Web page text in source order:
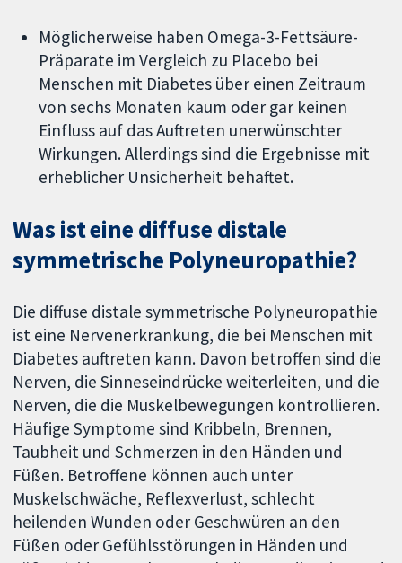
Möglicherweise haben Omega-3-Fettsäure-
Präparate im Vergleich zu Placebo bei
Menschen mit Diabetes über einen Zeitraum
von sechs Monaten kaum oder gar keinen
Einfluss auf das Auftreten unerwünschter
Wirkungen. Allerdings sind die Ergebnisse mit
erheblicher Unsicherheit behaftet.
Was ist eine diffuse distale
symmetrische Polyneuropathie?
Die diffuse distale symmetrische Polyneuropathie
ist eine Nervenerkrankung, die bei Menschen mit
Diabetes auftreten kann. Davon betroffen sind die
Nerven, die Sinneseindrücke weiterleiten, und die
Nerven, die die Muskelbewegungen kontrollieren.
Häufige Symptome sind Kribbeln, Brennen,
Taubheit und Schmerzen in den Händen und
Füßen. Betroffene können auch unter
Muskelschwäche, Reflexverlust, schlecht
heilenden Wunden oder Geschwüren an den
Füßen oder Gefühlsstörungen in Händen und